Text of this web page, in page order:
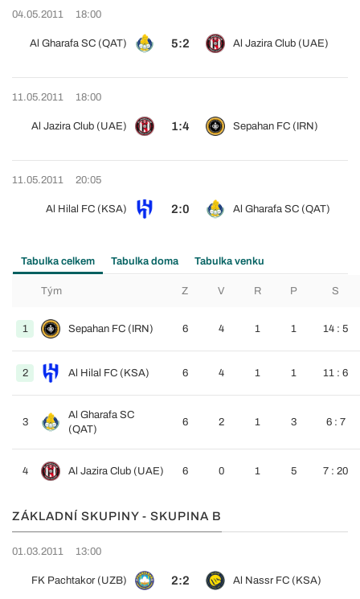
04.05.2011 18:00
Al Gharafa SC (QAT) 5:2 Al Jazira Club (UAE)
11.05.2011 18:00
Al Jazira Club (UAE) 1:4 Sepahan FC (IRN)
11.05.2011 20:05
Al Hilal FC (KSA) 2:0 Al Gharafa SC (QAT)
Tabulka celkem Tabulka doma Tabulka venku
Tým Z V R P S
1 Sepahan FC (IRN) 6 4 1 1 14 : 5
2 Al Hilal FC (KSA) 6 4 1 1 11 : 6
3
Al Gharafa SC
(QAT)
6 2 1 3 6 : 7
4 Al Jazira Club (UAE) 6 0 1 5 7 : 20
ZÁKLADNÍ SKUPINY - SKUPINA B
01.03.2011 13:00
FK Pachtakor (UZB) 2:2 Al Nassr FC (KSA)